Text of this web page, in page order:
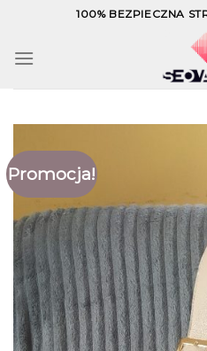
content
100% BEZPIECZNA
Promocja!